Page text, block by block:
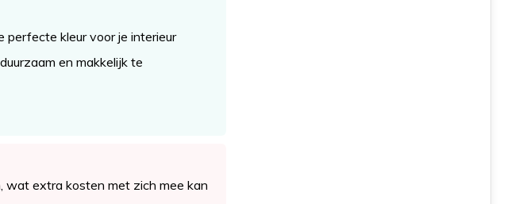
perfecte kleur voor je interieur
en makkelijk te
wat extra kosten met zich mee kan